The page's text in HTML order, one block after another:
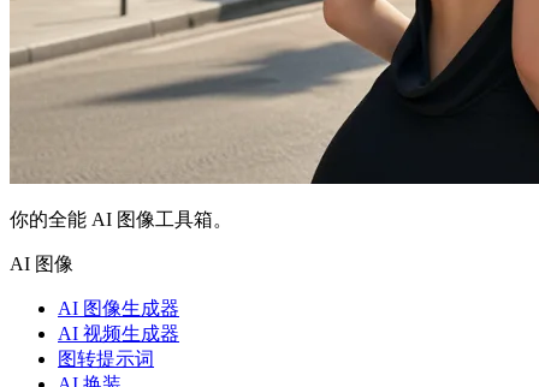
你的全能 AI 图像工具箱。
AI 图像
AI 图像生成器
AI 视频生成器
图转提示词